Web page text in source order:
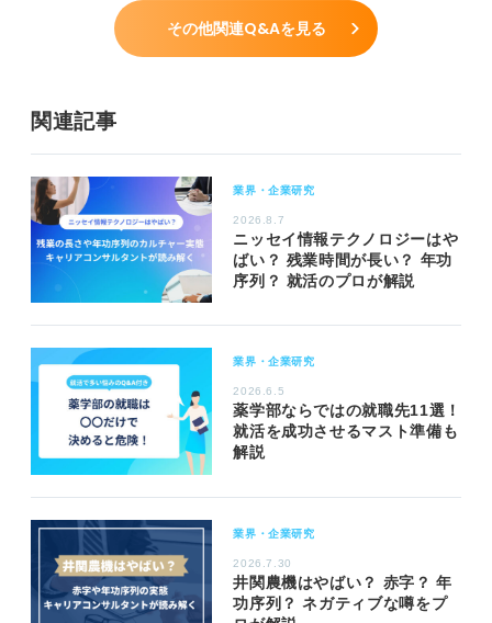
その他関連Q&Aを見る
関連記事
業界・企業研究
2026.8.7
ニッセイ情報テクノロジーはや
ばい？ 残業時間が長い？ 年功
序列？ 就活のプロが解説
業界・企業研究
2026.6.5
薬学部ならではの就職先11選！
就活を成功させるマスト準備も
解説
業界・企業研究
2026.7.30
井関農機はやばい？ 赤字？ 年
功序列？ ネガティブな噂をプ